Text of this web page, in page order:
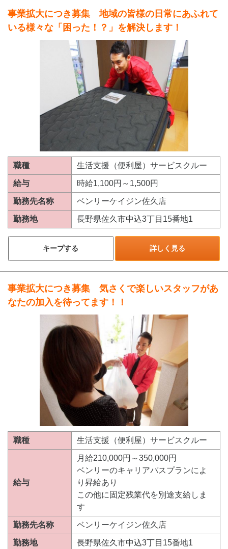
事業拡大につき募集 地域の皆様の日常にあふれて
いる様々な「困った！？」を解決します！
職種 生活支援（便利屋）サービスクルー
給与 時給1,100円～1,500円
勤務先名称 ベンリーケイジン佐久店
勤務地 長野県佐久市中込3丁目15番地1
キープする 詳しく見る
事業拡大につき募集 気さくで楽しいスタッフがあ
なたの加入を待ってます！！
職種 生活支援（便利屋）サービスクルー
給与
月給210,000円～350,000円
ベンリーのキャリアパスプランによ
り昇給あり
この他に固定残業代を別途支給しま
す
勤務先名称 ベンリーケイジン佐久店
勤務地 長野県佐久市中込3丁目15番地1